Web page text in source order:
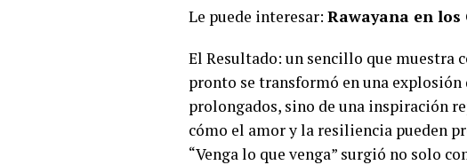
Le puede interesar: Rawayana en
El Resultado: un sencillo que muestra
pronto se transformó en una
prolongados, sino de una inspiración
cómo el amor y la resiliencia pueden
“Venga lo que venga” surgió no solo